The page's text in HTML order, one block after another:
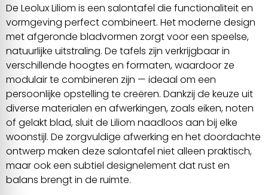
De Leolux Liliom is een salontafel die functionaliteit en
vormgeving perfect combineert. Het moderne design
met afgeronde bladvormen zorgt voor een speelse,
natuurlijke uitstraling. De tafels zijn verkrijgbaar in
verschillende hoogtes en formaten, waardoor ze
modulair te combineren zijn — ideaal om een
persoonlijke opstelling te creëren. Dankzij de keuze uit
diverse materialen en afwerkingen, zoals eiken, noten
of gelakt blad, sluit de Liliom naadloos aan bij elke
woonstijl. De zorgvuldige afwerking en het doordachte
ontwerp maken deze salontafel niet alleen praktisch,
maar ook een subtiel designelement dat rust en
balans brengt in de ruimte.